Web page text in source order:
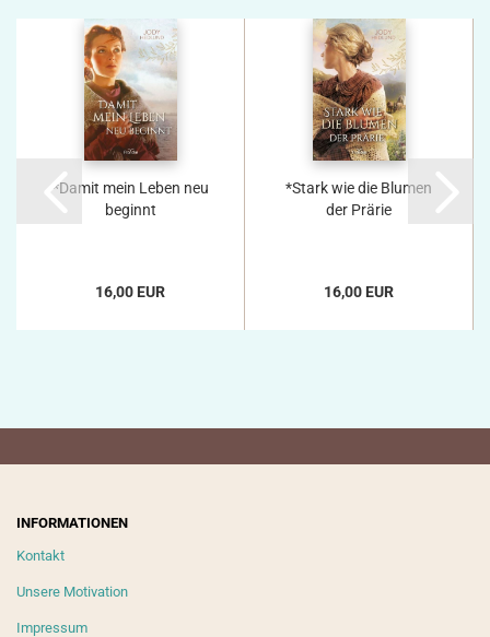
*Damit mein Leben neu
beginnt
16,00 EUR
*Stark wie die Blumen
der Prärie
16,00 EUR
INFORMATIONEN
Kontakt
Unsere Motivation
Impressum